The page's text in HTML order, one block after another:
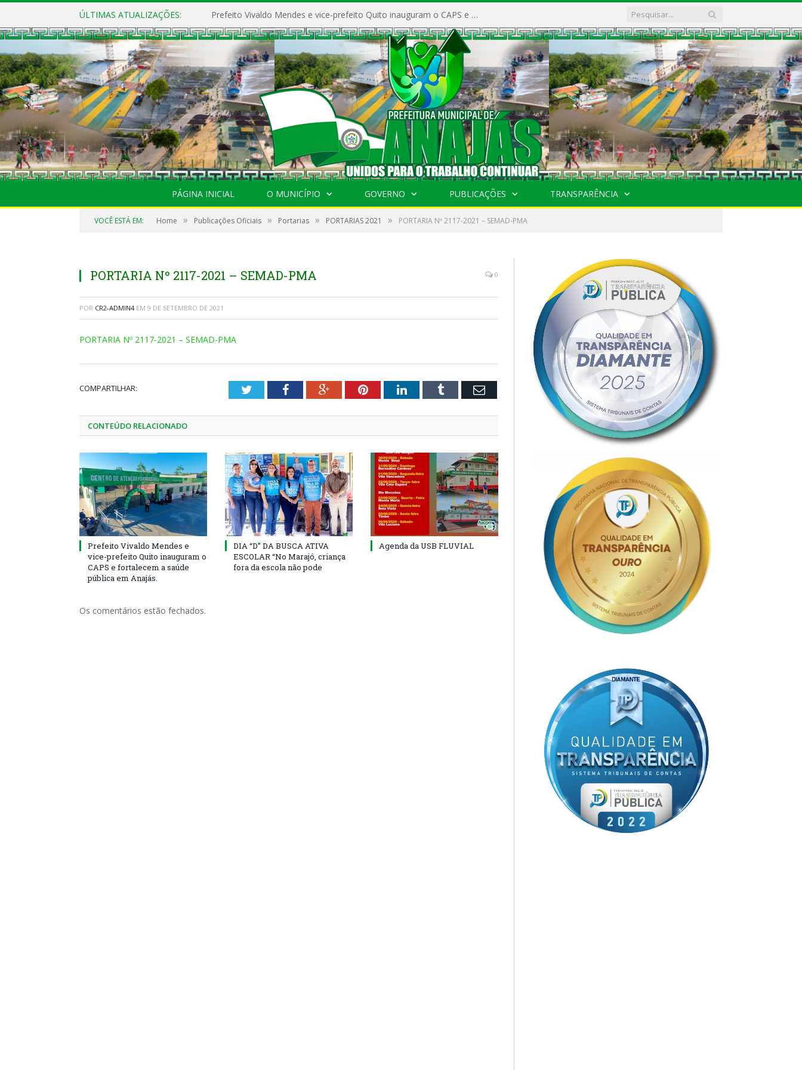
ÚLTIMAS ATUALIZAÇÕES: Prefeito Vivaldo Mendes e vice-prefeito Quito inauguram o CAPS e fortalecem a saúde pública em Anajás.
PÁGINA INICIAL O MUNICÍPIO GOVERNO PUBLICAÇÕES TRANSPARÊNCIA
VOCÊ ESTÁ EM: Home » Publicações Oficiais » Portarias » PORTARIAS 2021 » PORTARIA Nº 2117-2021 – SEMAD-PMA
PORTARIA Nº 2117-2021 – SEMAD-PMA 0
POR CR2-ADMIN4 EM 9 DE SETEMBRO DE 2021
PORTARIA Nº 2117-2021 – SEMAD-PMA
COMPARTILHAR: TwitterFacebookGoogle+PinterestLinkedInTumblr Email
CONTEÚDO RELACIONADO
Prefeito Vivaldo Mendes e
vice-prefeito Quito inauguram o
CAPS e fortalecem a saúde
pública em Anajás.
DIA “D” DA BUSCA ATIVA
ESCOLAR “No Marajó, criança
fora da escola não pode
Agenda da USB FLUVIAL
Os comentários estão fechados.